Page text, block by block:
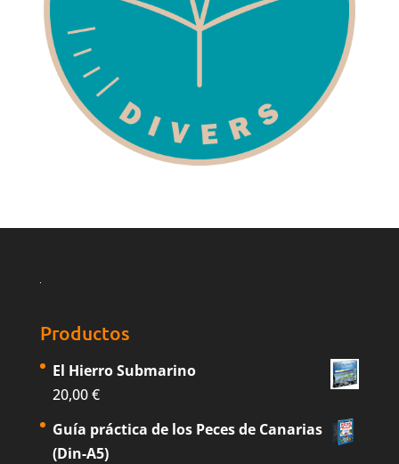
Productos
El Hierro Submarino
20,00€
Guía práctica de los Peces de Canarias
(Din-A5)